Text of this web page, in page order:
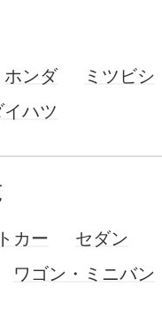
ホンダ
ミツビシ
イハツ
カー
セダン
ワゴン・ミニバン